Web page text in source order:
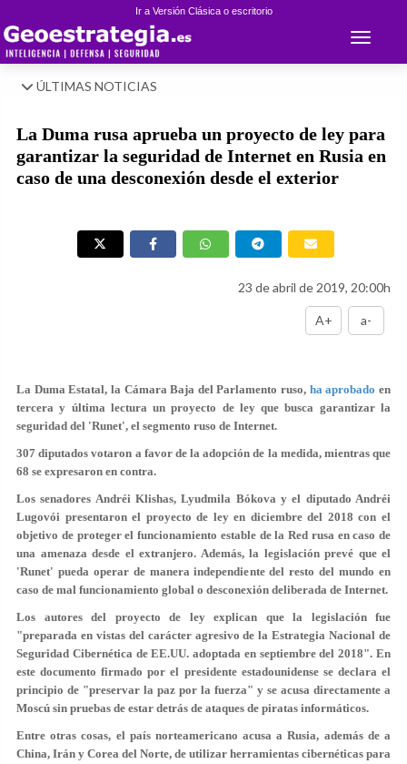
Ir a Versión Clásica o escritorio
Toggle
ÚLTIMAS NOTICIAS
La Duma rusa aprueba un proyecto de ley para
garantizar la seguridad de Internet en Rusia en
caso de una desconexión desde el exterior
23 de abril de 2019, 20:00h
A+ a-
La Duma Estatal, la Cámara Baja del Parlamento ruso, ha aprobado en
tercera y última lectura un proyecto de ley que busca garantizar la
seguridad del 'Runet', el segmento ruso de Internet.
307 diputados votaron a favor de la adopción de la medida, mientras que
68 se expresaron en contra.
Los senadores Andréi Klishas, Lyudmila Bókova y el diputado Andréi
Lugovói presentaron el proyecto de ley en diciembre del 2018 con el
objetivo de proteger el funcionamiento estable de la Red rusa en caso de
una amenaza desde el extranjero. Además, la legislación prevé que el
'Runet' pueda operar de manera independiente del resto del mundo en
caso de mal funcionamiento global o desconexión deliberada de Internet.
Los autores del proyecto de ley explican que la legislación fue
"preparada en vistas del carácter agresivo de laEstrategia Nacional de
Seguridad Cibernética de EE.UU. adoptada en septiembre del 2018". En
este documento firmado por el presidente estadounidense se declara el
principio de "preservar la paz por la fuerza" y se acusa directamente a
Moscú sin pruebas de estar detrás de ataques de piratas informáticos.
Entre otras cosas, el país norteamericano acusa a Rusia, además de a
China, Irán y Corea del Norte, de utilizar herramientas cibernéticas para